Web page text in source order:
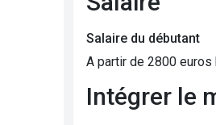
Salaire du débutant
A partir de 2800 euros
Intégrer le